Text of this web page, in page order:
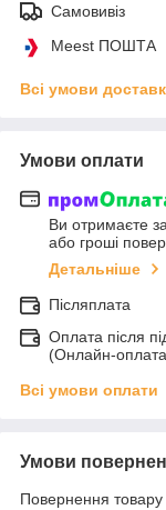
Самовивіз
Meest ПОШТА
Всі умови
Умови оплати
Ви отримаєте
або гроші
Детальніше
Післяплата
Оплата після
(Онлайн-
Всі умови оплати
Умови
Повернення